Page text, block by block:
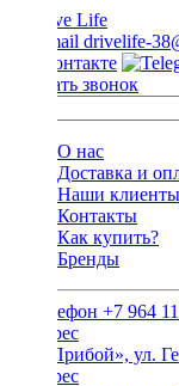
drivelife-
Заказать звонок
О нас
Доставка и
Наши клиенты
Контакты
Как купить?
Бренды
+7 964
ТЦ «Прибой», ул.